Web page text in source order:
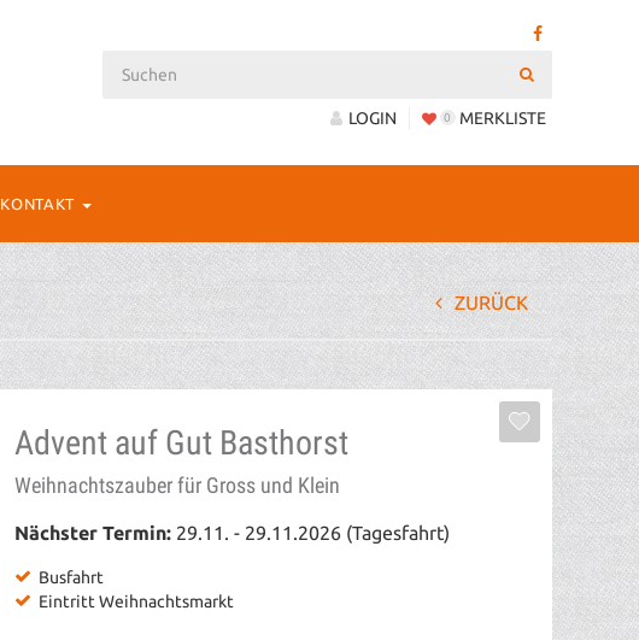
LOGIN 0 MERKLISTE
KONTAKT
ZURÜCK
Advent auf Gut Basthorst
Weihnachtszauber für Gross und Klein
Nächster Termin: 29.11. - 29.11.2026 (Tagesfahrt)
Busfahrt
Eintritt Weihnachtsmarkt